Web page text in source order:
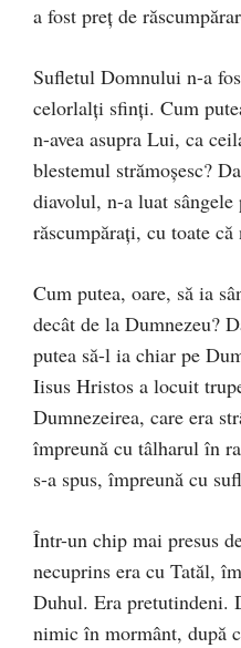
a fost preț de
Sufletul Domnului n-a
celorlalți sfinți. Cum
n-avea asupra Lui, ca
blestemul strămoșesc?
diavolul, n-a luat
răscumpărați, cu toate
Cum putea, oare, să ia
decât de la Dumnezeu?
putea să-l ia chiar pe
Iisus Hristos a locuit
Dumnezeirea, care era
împreună cu tâlharul în
s-a spus, împreună cu
Într-un chip mai presus
necuprins era cu Tatăl,
Duhul. Era pretutindeni.
nimic în mormânt, după